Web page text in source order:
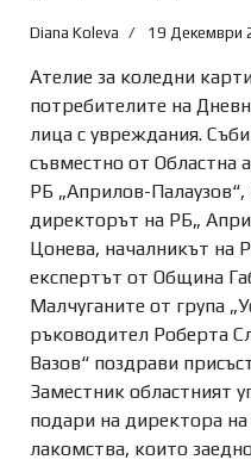
Diana Koleva 19 Декември
Ателие за коледни
потребителите на
лица с увреждания.
съвместно от Областна
РБ „Априлов-Палаузов“,
директорът на РБ„
Цонева, началникът на
експертът от Община
Малчуганите от група
ръководител Роберта
Вазов“ поздрави
Заместник областният
подари на директора
лакомства, които